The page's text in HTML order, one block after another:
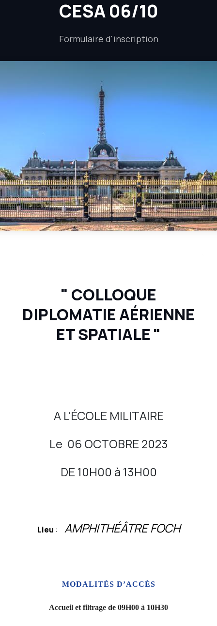
CESA 06/10
Formulaire d'inscription
" COLLOQUE
DIPLOMATIE AÉRIENNE
ET SPATIALE "
A L'ÉCOLE MILITAIRE
Le 06 OCTOBRE 2023
DE 10H00 à 13H00
Lieu : AMPHITHÉÂTRE FOCH
MODALITÉS D’ACCÈS
Accueil et filtrage de 09H00 à 10H30